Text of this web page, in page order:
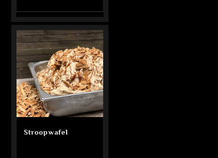
Stroopwafel